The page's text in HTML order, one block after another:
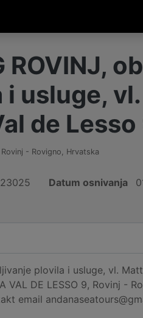
ROVINJ,
usluge,
de Lesso
Rovinj - Rovigno, Hrvatska
Datum osnivanja
plovila i usluge, vl.
VAL DE LESSO 9, Rovinj -
email